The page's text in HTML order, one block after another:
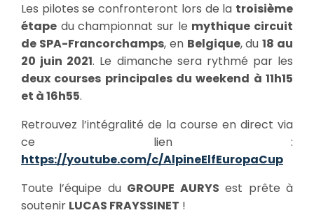
Les pilotes se confronteront lors de la troisième
étape du championnat sur le mythique circuit
de SPA-Francorchamps, en Belgique, du18 au
20 juin 2021. Le dimanche sera rythmé par les
deux courses principales du weekend à 11h15
et à 16h55.
Retrouvez l’intégralité de la course en direct via
ce lien :
https://youtube.com/c/AlpineElfEuropaCup
Toute l’équipe du GROUPE AURYS est prête à
soutenir LUCAS FRAYSSINET !